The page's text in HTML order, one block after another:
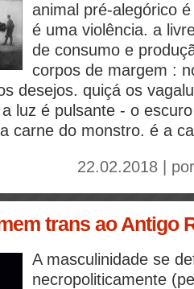
animal pré-alegórico
é uma violência. a
de consumo e
corpos de margem :
desejos. quiçá os
luz é pulsante - o
carne do monstro. é a
22.02.2018 |
trans ao Antigo
A masculinidade se
necropoliticamente